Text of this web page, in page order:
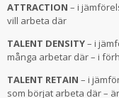
ATTRACTION – i
vill arbeta där
TALENT DENSITY– i
många arbetar där – i
TALENT RETAIN – i
som börjat arbeta där –